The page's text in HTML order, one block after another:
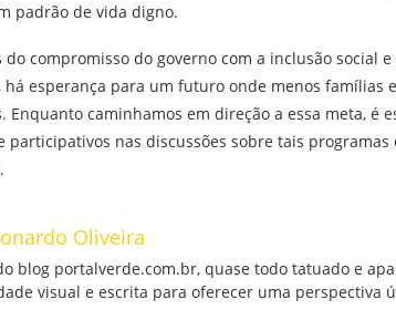
padrão de vida digno.
do compromisso do governo com a inclusão social
há esperança para um futuro onde menos
Enquanto caminhamos em direção a essa meta, é
participativos nas discussões sobre tais
Oliveira
blog portalverde.com.br, quase todo tatuado e
visual e escrita para oferecer uma perspectiva